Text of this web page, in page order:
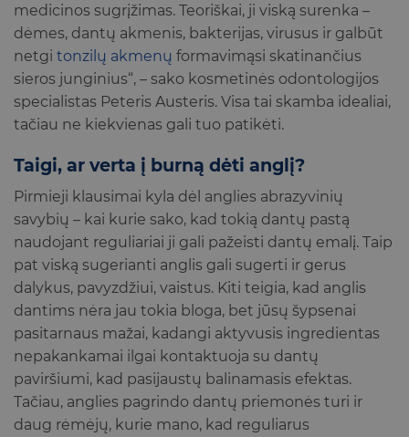
medicinos sugrįžimas. Teoriškai, ji viską surenka –
dėmes, dantų akmenis, bakterijas, virusus ir galbūt
netgi tonzilų akmenų formavimąsi skatinančius
sieros junginius“, – sako kosmetinės odontologijos
specialistas Peteris Austeris. Visa tai skamba idealiai,
tačiau ne kiekvienas gali tuo patikėti.
Taigi, ar verta į burną dėti anglį?
Pirmieji klausimai kyla dėl anglies abrazyvinių
savybių – kai kurie sako, kad tokią dantų pastą
naudojant reguliariai ji gali pažeisti dantų emalį. Taip
pat viską sugerianti anglis gali sugerti ir gerus
dalykus, pavyzdžiui, vaistus. Kiti teigia, kad anglis
dantims nėra jau tokia bloga, bet jūsų šypsenai
pasitarnaus mažai, kadangi aktyvusis ingredientas
nepakankamai ilgai kontaktuoja su dantų
paviršiumi, kad pasijaustų balinamasis efektas.
Tačiau, anglies pagrindo dantų priemonės turi ir
daug rėmėjų, kurie mano, kad reguliarus